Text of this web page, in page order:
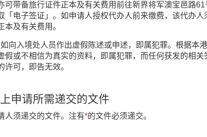
可带备旅行证件正本及有关费用前往新界将军澳宝邑路
「电子签证」。如申请人授权代办人前来缴费，该代办
本及有关费用。
向入境处人员作出虚假陈述或申述，即属犯罪。根据本
假或不相信为真实的资料，即属犯罪，而任何获发的相
许可，即告无效。
申请所需递交的文件
人须递交的文件。注有*的文件必须递交。